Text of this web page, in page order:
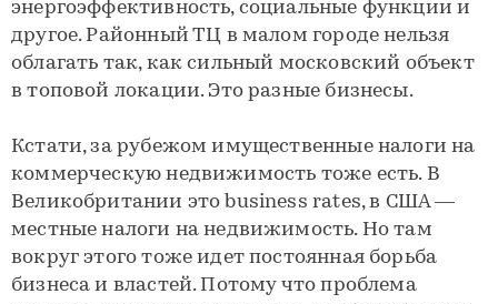
энергоэффективность, социальные функции и
другое. Районный ТЦ в малом городе нельзя
облагать так, как сильный московский объект
в топовой локации. Это разные бизнесы.
Кстати, за рубежом имущественные налоги на
коммерческую недвижимость тоже есть. В
Великобритании это business rates, в США —
местные налоги на недвижимость. Но там
вокруг этого тоже идет постоянная борьба
бизнеса и властей. Потому что проблема